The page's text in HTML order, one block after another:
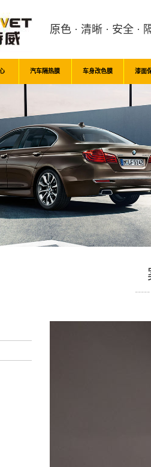
原色 · 清晰 · 安全 ·
汽车隔热膜 车身改色膜 漆面